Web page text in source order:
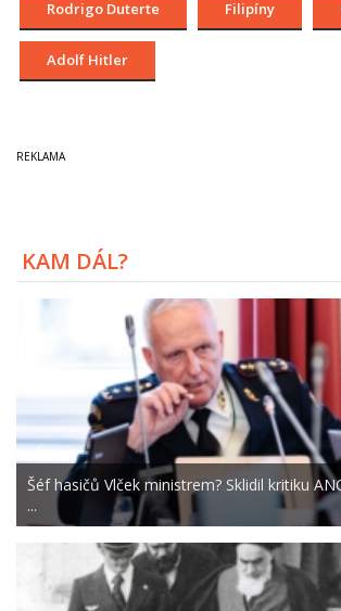
Rodrigo Duterte Filipíny
Adolf Hitler
KAM DÁL?
Šéf hasičů Vlček ministrem? Sklidil kritiku
...